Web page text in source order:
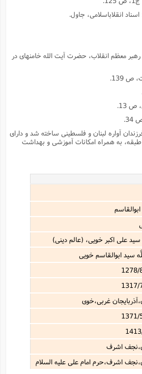
انقلاباسلامى، جاول.
معظم انقلاب، حضرت آیت الله خامنهاى در
139.
13.
آواره لبنان و فلسطینى ساخته شد و داراى
به همراه امکانات آموزشى و بهداشت
على اکبر خویى، (عالم دینى)
سید ابوالقاسم‌ خویى
غربی،خوی
اشرف
اشرف،حرم امام علی علیه السلام